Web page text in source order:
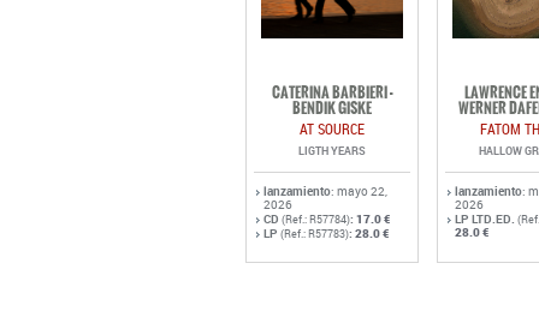
CATERINA BARBIERI -
BENDIK GISKE
AT SOURCE
LIGTH YEARS
lanzamiento: mayo 22,
2026
CD (Ref.: R57784): 17.0 €
LP (Ref.: R57783): 28.0 €
LAWRENCE
WERNER
FATOM
HALLOW
lanzamiento:
2026
LP LTD.ED.
28.0 €